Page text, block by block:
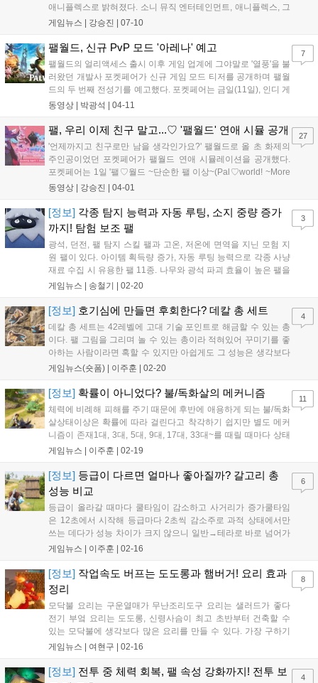
애니플렉스로 밝혀졌다. 소니 뮤직 엔터테인먼트, 애니플렉스, 그
리고 팰월드의 개발사 포켓페어는 10일 조인트 벤처(JV) 및 주식
을 제외한 팰월드의 모든 글로벌 라이선스...
게임뉴스 | 강승진 07-10
팰월드, 신규 PvP 모드 '아레나' 예고
팰월드의 얼리액세스 출시 이후 게임 업계에 그야말로 '열풍'을 불
러왔던 개발사 포켓페어가 신규 게임 모드 티저를 공개하며 팰월
드의 두 번째 전성기를 예고했다. 포켓페어는 금일(11일), 인디 게
임 개발사들이 모여 신작과 신규 업데이트 소식을 선보이는 행사
게임 모드인 '아레나'의 티저를 공개했...
동영상 | 박광석 04-11
7
팰, 우리 이제 친구 말고...♡ '팰월드' 연애 시뮬 공개
'언제까지고 친구로만 남을 생각인가요?' 팰월드로 올 초 화제의
주인공이었던 포켓페어가 팰월드 연애 시뮬레이션을 공개했다.
포켓페어는 1일 '팰♡월드 ~단순한 팰 이상~(Pal♡world! ~More
Than Just Pals~, 이하 팰♡월드)'의 영상을 공개하고 게임 트레
중의적인 표현에...
동영상 | 강승진 04-01
27
[정보] 각종 탐지 능력과 자동 루팅, 소지 중량 증가
까지! 탐험 보조 팰
광석, 던전, 팰 탐지 스킬 팰과 고온, 저온에 면역을 지닌 모험 지
원 팰이 있다. 아이템 획득량 증가, 자동 루팅 능력으로 각종 사냥
재료 수집 시 유용한 팰 11종. 나무와 광석 파괴 효율이 높은 팰을
채집에 이용하거나 무게 증가 팰로 더 많은 아이템을 소지할 수
에 유용하게 이용할 수...
게임뉴스 | 송철기 02-20
3
[정보] 호기심에 만들면 후회한다? 데칼 총 세트
데칼 총 세트는 42레벨에 고대 기술 포인트로 해금할 수 있는 총
이다. 팰 그림을 그리며 놀 수 있는 총이라 적혀있어 꾸미기를 좋
아하는 사람이라면 혹할 수 있지만 아쉽게도 그 성능은 생각보다
더 좋지 않다. 데칼 총 세트를 해금하면 데칼 총 1~5를 제작할 수
개, 팰지움 파편 15개,...
게임뉴스(숏폼) | 이주훈 02-20
4
[정보] 확률이 아니었다? 불/독화살의 메커니즘
체력에 비례해 피해를 주기 때문에 후반에 애용하게 되는 불/독화
살상태이상은 확률에 따라 걸린다고 착각하기 쉽지만 별도 메커
니즘이 존재1대, 3대, 5대, 9대, 17대, 33대~를 때릴 때마다 상태
이상이 확정으로 걸린다 확률이 아닌 확정으로 걸리는 상태이상
주 사용되는 무기다. 화상 상태와 중독...
게임뉴스 | 이주훈 02-19
11
[정보] 등급이 다르면 얼마나 좋아질까? 갈고리 총
성능 비교
등급이 올라갈 때마다 쿨타임이 감소하고 사거리가 증가쿨타임
은 12초에서 시작해 등급마다 2초씩 감소주로 과적 상태에서만
쓰는 데다가 성능 차이가 크지 않으니 일반→테라로 바로 넘어가
도 무방 갈고리 총 성능 비교 갈고리 총은 12레벨에 처음 열리며
급이 올라갈 때마다 사거리가 감소하고 쿨타...
게임뉴스 | 이주훈 02-16
6
[정보] 작업속도 버프는 도도롱과 햄버거! 요리 효과
정리
모닥불 요리는 구운열매가 무난조리도구 요리는 샐러드가 좋다
전기 부엌 요리는 도도롱, 신령사슴이 최고 초반부터 건축할 수
있는 모닥불에 생각보다 많은 요리를 만들 수 있다. 가장 구하기
쉬운 빨간 열매로 만들 수 있는 구운 열매는 영양가 21에 SAN 수
스트다. 사료라고 할 정도로 만들기도 쉽지...
게임뉴스 | 여현구 02-16
8
[정보] 전투 중 체력 회복, 팰 속성 강화까지! 전투 보
4